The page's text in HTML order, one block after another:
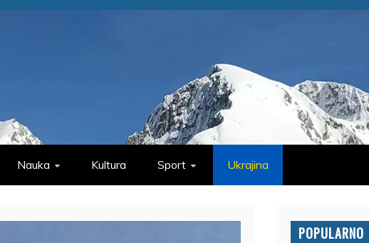
Nauka Kultura Sport Ukrajina
POPULARNO